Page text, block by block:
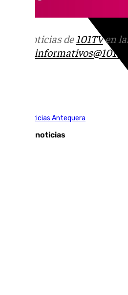
Más noticias de 101TVen
101TV Noticias Antequera
Últimas noticias